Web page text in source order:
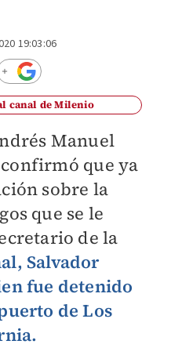
19:03:06
canal de Milenio
Manuel
que ya
sobre la
que se le
de la
Salvador
fue detenido
de Los